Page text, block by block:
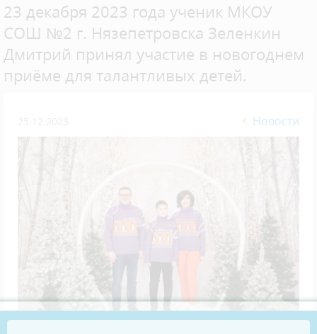
23 декабря 2023 года ученик МКОУ
СОШ №2 г. Нязепетровска Зеленкин
Дмитрий принял участие в новогоднем
приёме для талантливых детей.
Новости